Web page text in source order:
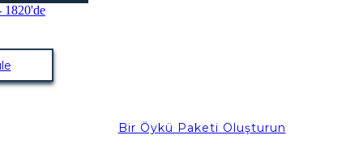
Bir Öykü Paketi Oluşturun